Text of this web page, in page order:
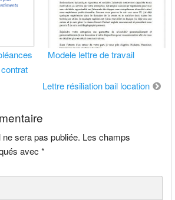
Modele lettre de travail
Lettre résiliation bail location
sera pas publiée. Les champs
avec*